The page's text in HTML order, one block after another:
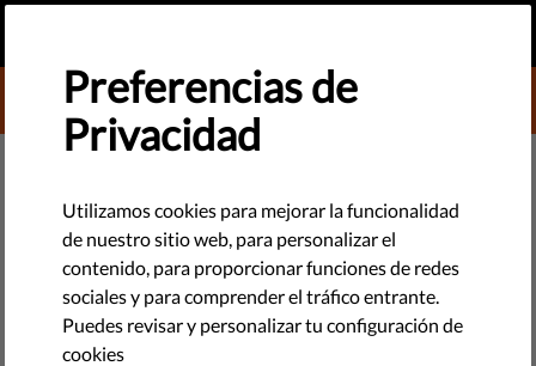
DONATE TO LIBERTIES
TECNOLOGÍA Y DERECHOS
Test: #TuVidaSexualAsuntoTuyo
¿Quieres que las empresas de publicidad en Internet sepan
todo sobre tus preferencias sexuales? Haz nuestro test y
descubre cómo puedes frenar que se enteren.
Preferencias de
Privacidad
Utilizamos cookies para mejorar la funcionalidad
de nuestro sitio web, para personalizar el
contenido, para proporcionar funciones de redes
sociales y para comprender el tráfico entrante.
Puedes revisar y personalizar tu configuración de
cookies